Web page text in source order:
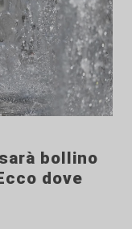
bollino
dove